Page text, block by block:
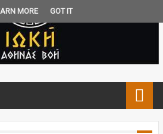
MORE GOT IT